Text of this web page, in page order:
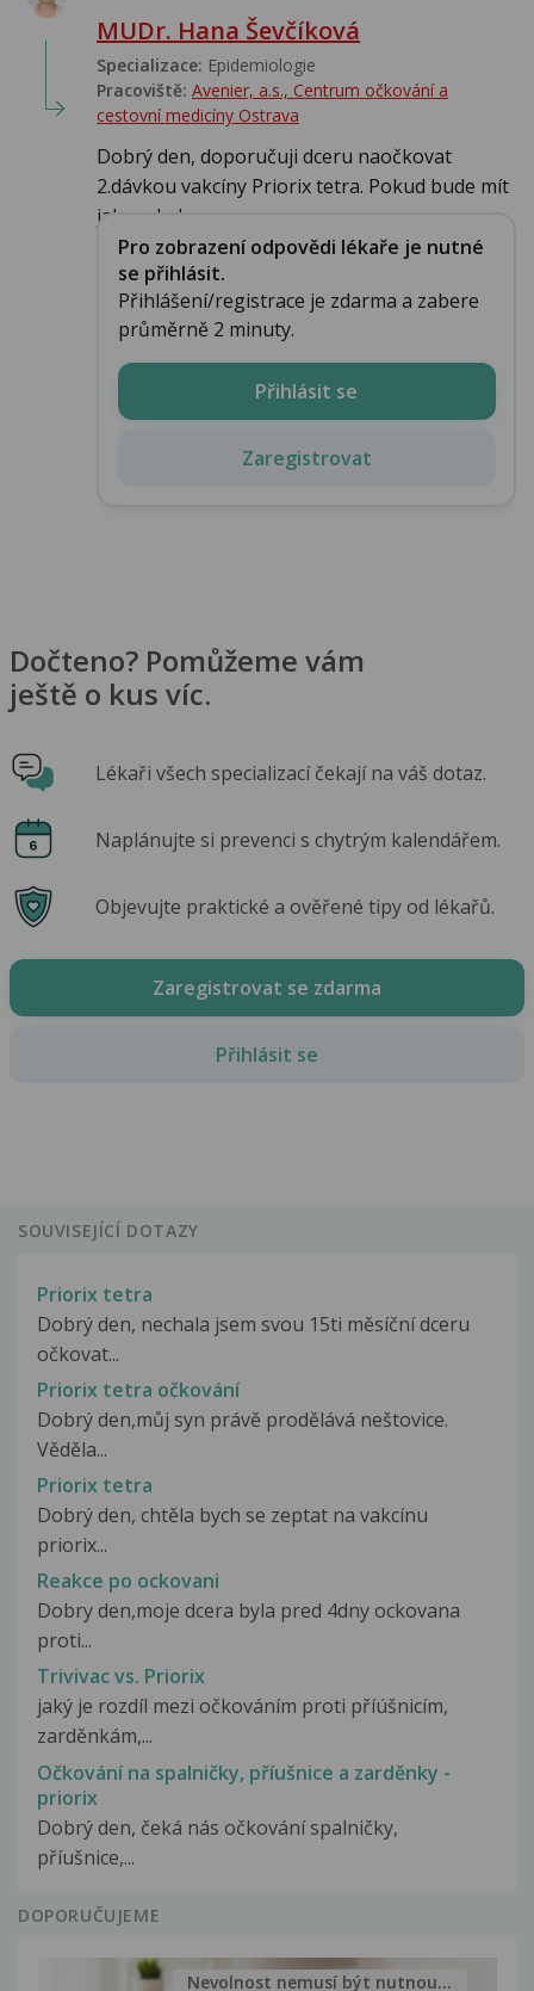
MUDr. Hana Ševčíková
Specializace: Epidemiologie
Pracoviště: Avenier, a.s., Centrum očkování a
cestovní medicíny Ostrava
Dobrý den, doporučuji dceru naočkovat
2.dávkou vakcíny Priorix tetra. Pokud bude mít
jako mlad...
Pro zobrazení odpovědi lékaře je nutné
se přihlásit.
Přihlášení/registrace je zdarma a zabere
průměrně 2 minuty.
Přihlásit se
Zaregistrovat
Dočteno? Pomůžeme vám
ještě o kus víc.
Lékaři všech specializací čekají na váš dotaz.
Naplánujte si prevenci s chytrým kalendářem.
Objevujte praktické a ověřené tipy od lékařů.
Zaregistrovat se zdarma
Přihlásit se
SOUVISEJÍCÍ DOTAZY
Priorix tetra
Dobrý den, nechala jsem svou 15ti měsíční dceru
očkovat...
Priorix tetra očkování
Dobrý den,můj syn právě prodělává neštovice.
Věděla...
Priorix tetra
Dobrý den, chtěla bych se zeptat na vakcínu
priorix...
Reakce po ockovani
Dobry den,moje dcera byla pred 4dny ockovana
proti...
Trivivac vs. Priorix
jaký je rozdíl mezi očkováním proti příúšnicím,
zarděnkám,...
Očkování na spalničky, příušnice a zarděnky -
priorix
Dobrý den, čeká nás očkování spalničky,
příušnice,...
DOPORUČUJEME
Nevolnost nemusí být nutnou...